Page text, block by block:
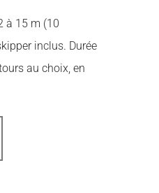
à 15 m (10
inclus. Durée
au choix, en